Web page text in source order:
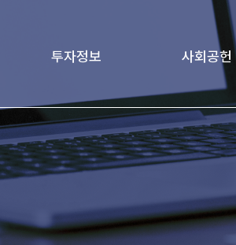
투자정보
재무정보
사회공헌
Love
가족친화경영